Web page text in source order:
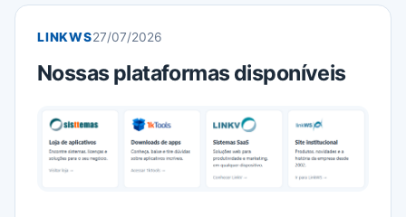
LINKWS27/07/2026
Nossas plataformas disponíveis